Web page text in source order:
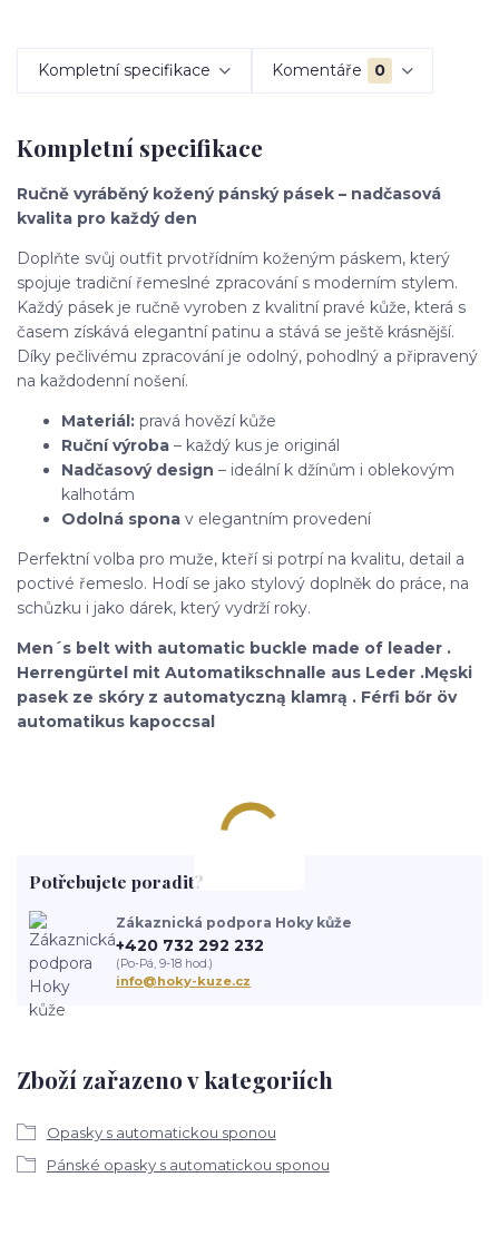
Kompletní specifikace Komentáře 0
Kompletní specifikace
Ručně vyráběný kožený pánský pásek – nadčasová
kvalita pro každý den
Doplňte svůj outfit prvotřídním koženým páskem, který
spojuje tradiční řemeslné zpracování s moderním stylem.
Každý pásek je ručně vyroben z kvalitní pravé kůže, která s
časem získává elegantní patinu a stává se ještě krásnější.
Díky pečlivému zpracování je odolný, pohodlný a připravený
na každodenní nošení.
Materiál: pravá hovězí kůže
Ruční výroba – každý kus je originál
Nadčasový design – ideální k džínům i oblekovým
kalhotám
Odolná spona v elegantním provedení
Perfektní volba pro muže, kteří si potrpí na kvalitu, detail a
poctivé řemeslo. Hodí se jako stylový doplněk do práce, na
schůzku i jako dárek, který vydrží roky.
Men´s belt with automatic buckle made of leader .
Herrengürtel mit Automatikschnalle aus Leder .Męski
pasek ze skóry z automatyczną klamrą . Férfi bőr öv
automatikus kapoccsal
Zboží zařazeno v kategoriích
Opasky s automatickou sponou
Pánské opasky s automatickou sponou
Potřebujete poradit?
Zákaznická podpora Hoky kůže
+420 732 292 232
(Po-Pá, 9-18 hod.)
info@hoky-kuze.cz